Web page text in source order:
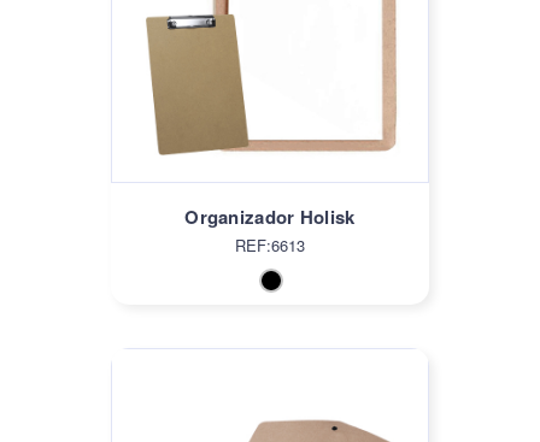
Organizador Holisk
REF:6613